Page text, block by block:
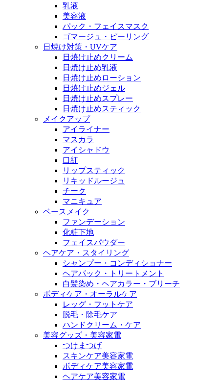
乳液
美容液
パック・フェイスマスク
ゴマージュ・ピーリング
日焼け対策・UVケア
日焼け止めクリーム
日焼け止め乳液
日焼け止めローション
日焼け止めジェル
日焼け止めスプレー
日焼け止めスティック
メイクアップ
アイライナー
マスカラ
アイシャドウ
口紅
リップスティック
リキッドルージュ
チーク
マニキュア
ベースメイク
ファンデーション
化粧下地
フェイスパウダー
ヘアケア・スタイリング
シャンプー・コンディショナー
ヘアパック・トリートメント
白髪染め・ヘアカラー・ブリーチ
ボディケア・オーラルケア
レッグ・フットケア
脱毛・除毛ケア
ハンドクリーム・ケア
美容グッズ・美容家電
つけまつげ
スキンケア美容家電
ボディケア美容家電
ヘアケア美容家電